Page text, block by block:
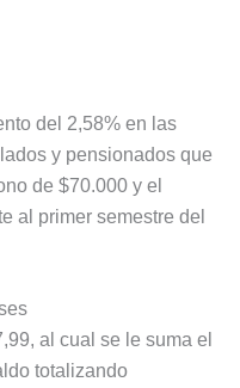
del 2,58% en las
y pensionados que
de $70.000 y el
al primer semestre del
al cual se le suma el
totalizando